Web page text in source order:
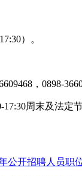
）。
，0898-
周末及法定
公开招聘人员职